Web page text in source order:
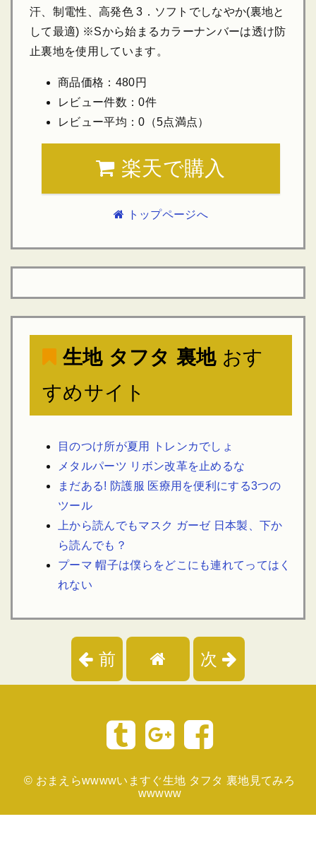
汗、制電性、高発色 3．ソフトでしなやか(裏地と
して最適) ※Sから始まるカラーナンバーは透け防
止裏地を使用しています。
商品価格：480円
レビュー件数：0件
レビュー平均：0（5点満点）
楽天で購入
トップページへ
生地 タフタ 裏地おす
すめサイト
目のつけ所が夏用 トレンカでしょ
メタルパーツ リボン改革を止めるな
まだある! 防護服 医療用を便利にする3つの
ツール
上から読んでもマスク ガーゼ 日本製、下か
ら読んでも？
プーマ 帽子は僕らをどこにも連れてってはく
れない
前 次
© おまえらwwwwいますぐ生地 タフタ 裏地見てみろ
wwwww